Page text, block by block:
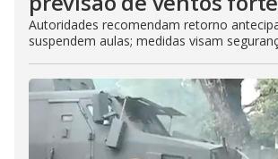
Autoridades recomendam retorno
suspendem aulas; medidas visam